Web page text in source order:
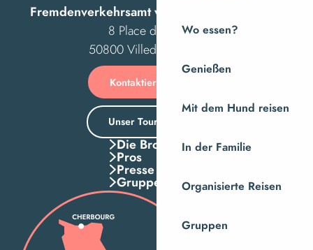
Wo essen?
Genießen
Mit dem Hund reisen
In der Familie
Organisierte Reisen
Gruppen
Fremdenverkehrsamt von Villedieu Intercom
8 Place des Costils
50800 Villedieu-les-Poêles
Kontaktieren Sie uns
Unser Tourismusbüro
Die Broschuren
Pros
Presse
Gruppen